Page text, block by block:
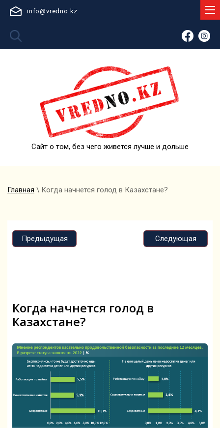
info@vredno.kz
Сайт о том, без чего живется лучше и дольше
Главная \ Когда начнется голод в Казахстане?
Предыдущая Следующая
Когда начнется голод в
Казахстане?